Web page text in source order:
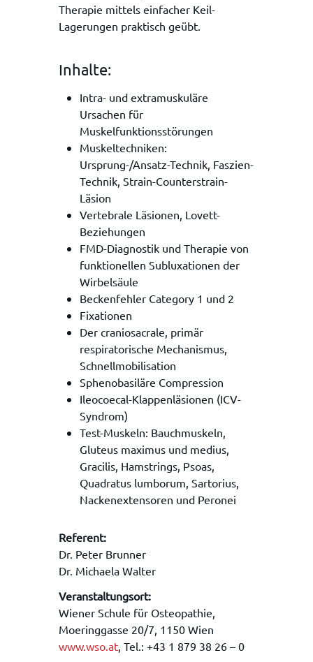
Therapie mittels einfacher Keil-
Lagerungen praktisch geübt.
Inhalte:
Intra- und extramuskuläre
Ursachen für
Muskelfunktionsstörungen
Muskeltechniken:
Ursprung-/Ansatz-Technik, Faszien-
Technik, Strain-Counterstrain-
Läsion
Vertebrale Läsionen, Lovett-
Beziehungen
FMD-Diagnostik und Therapie von
funktionellen Subluxationen der
Wirbelsäule
Beckenfehler Category 1 und 2
Fixationen
Der craniosacrale, primär
respiratorische Mechanismus,
Schnellmobilisation
Sphenobasiläre Compression
Ileocoecal-Klappenläsionen (ICV-
Syndrom)
Test-Muskeln: Bauchmuskeln,
Gluteus maximus und medius,
Gracilis, Hamstrings, Psoas,
Quadratus lumborum, Sartorius,
Nackenextensoren und Peronei
Referent:
Dr. Peter Brunner
Dr. Michaela Walter
Veranstaltungsort:
Wiener Schule für Osteopathie,
Moeringgasse 20/7, 1150 Wien
www.wso.at, Tel.: +43 1 879 38 26 – 0